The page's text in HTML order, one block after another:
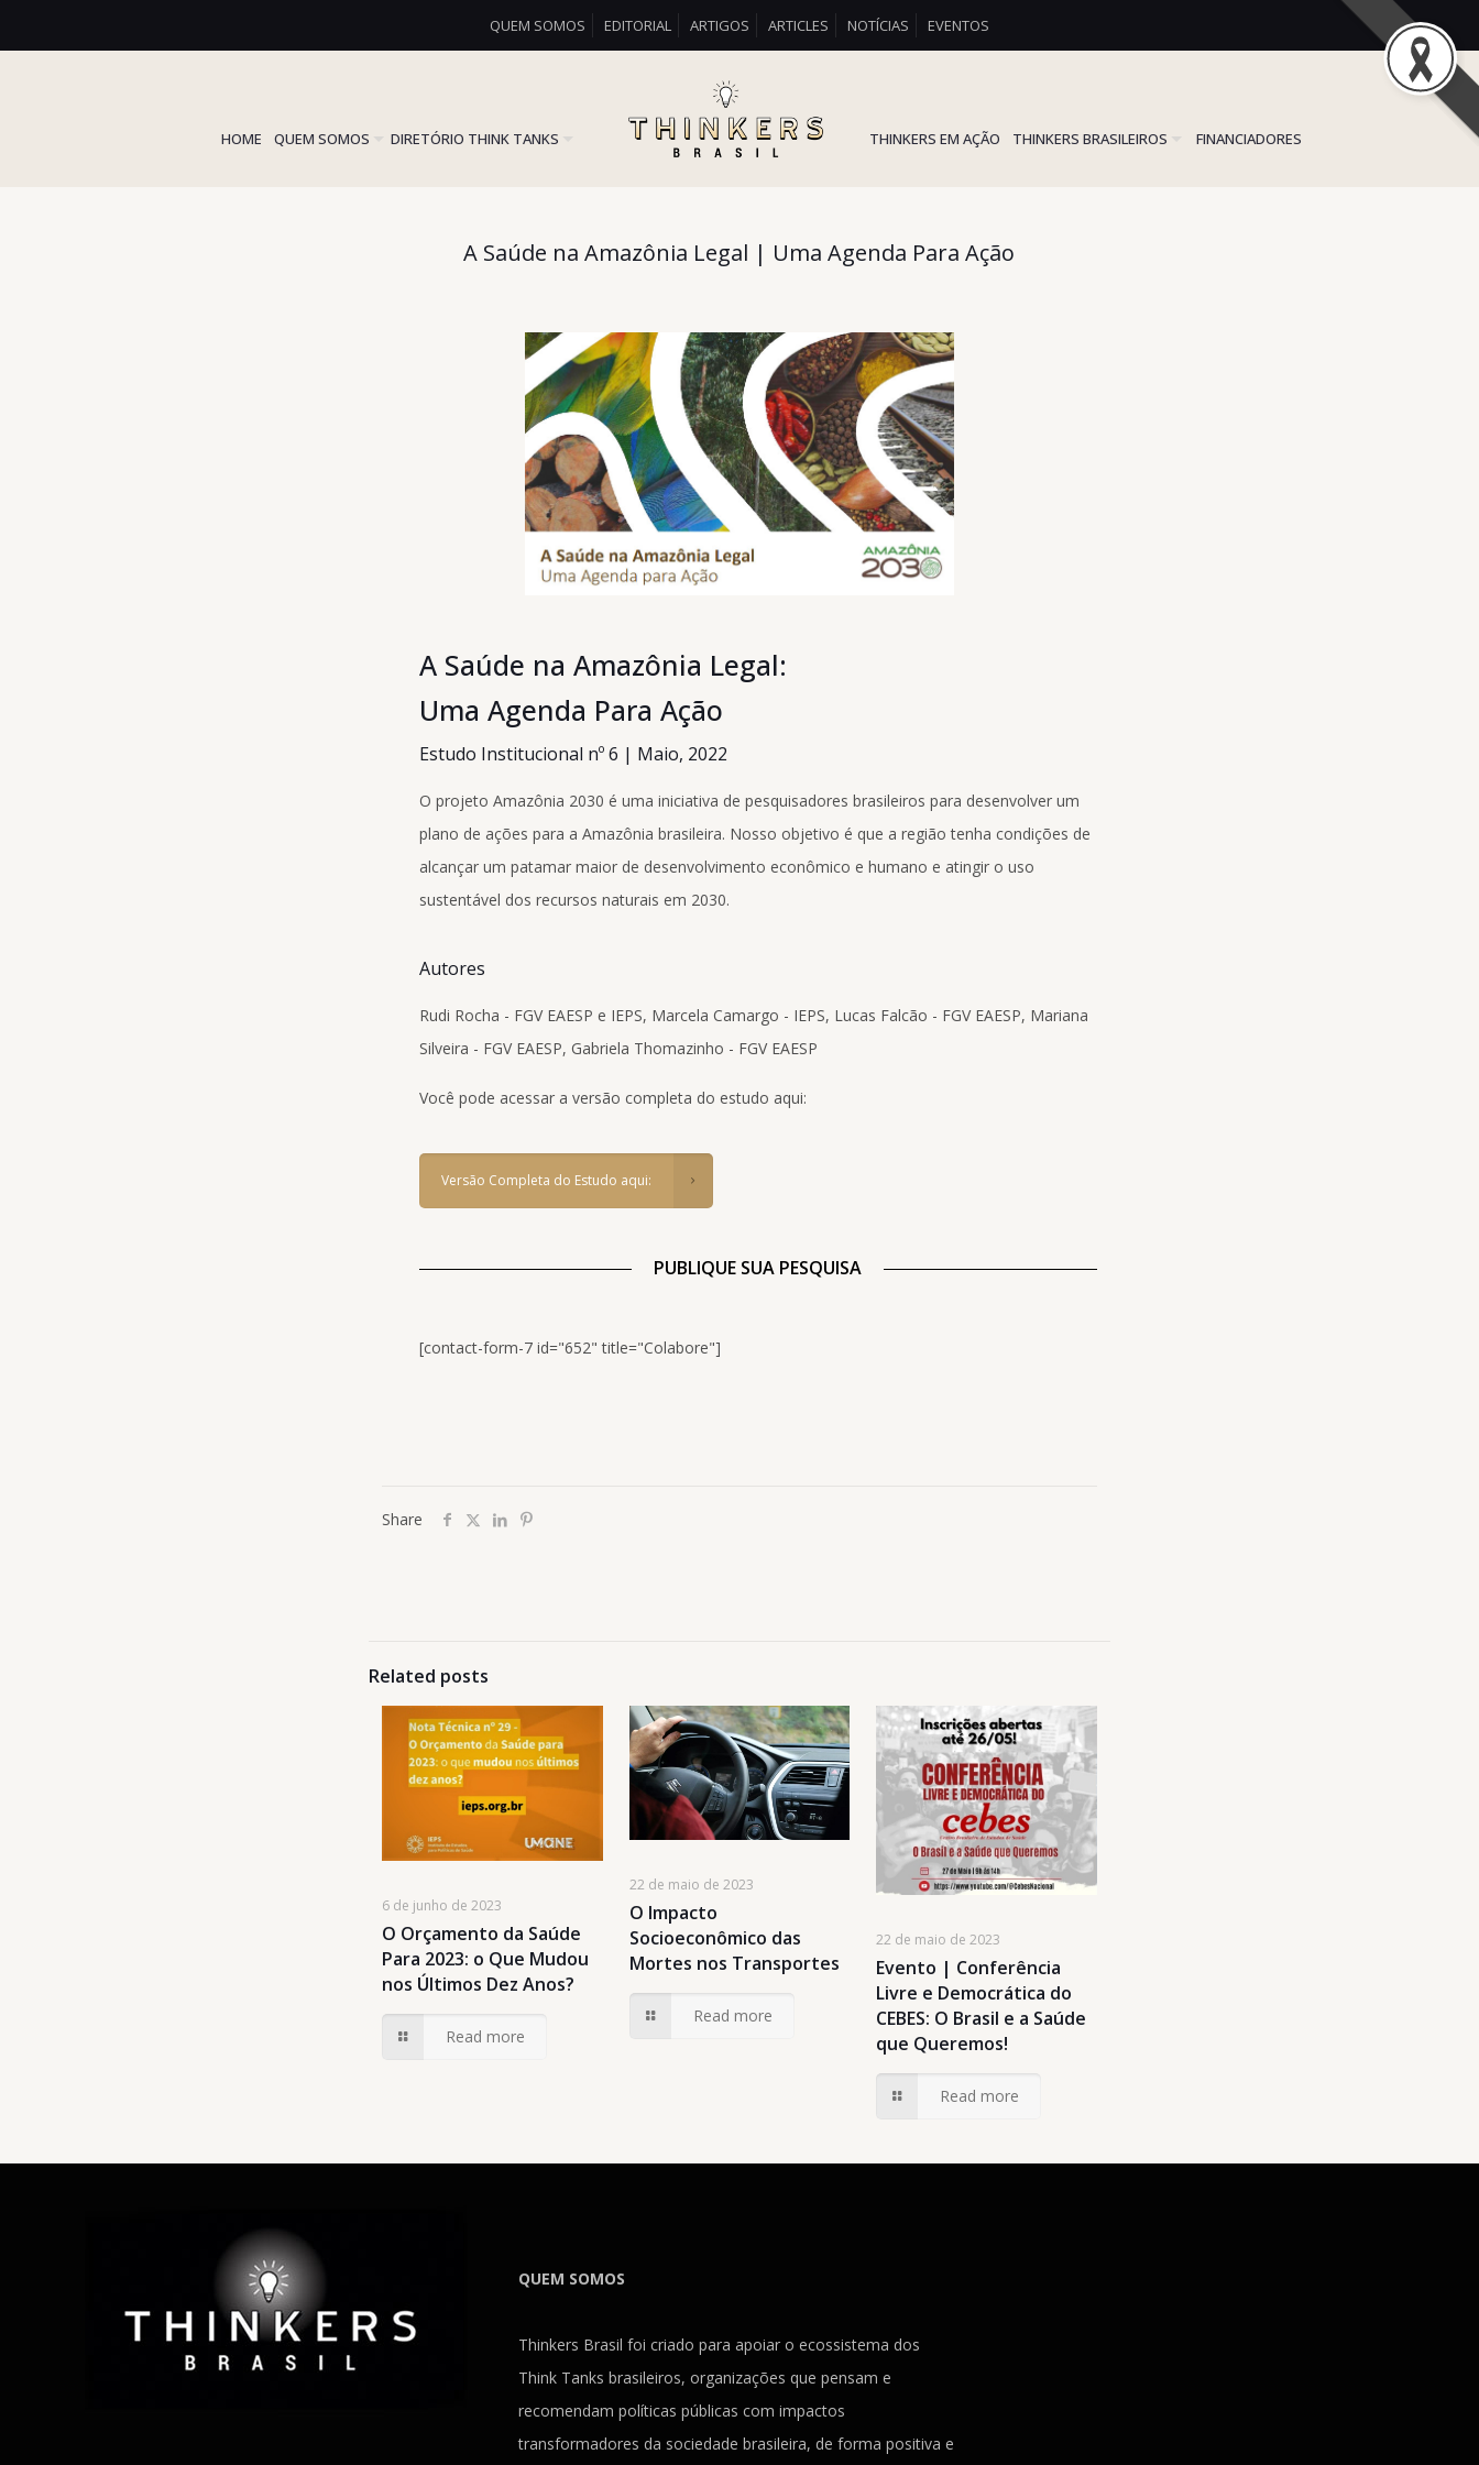
QUEM SOMOS EDITORIAL ARTIGOS ARTICLES NOTÍCIAS EVENTOS
HOME QUEM SOMOS DIRETÓRIO THINK TANKS THINKERS EM AÇÃO THINKERS BRASILEIROS FINANCIADORES
A Saúde na Amazônia Legal | Uma Agenda Para Ação
A Saúde na Amazônia Legal:
Uma Agenda Para Ação
Estudo Institucional nº 6 | Maio, 2022
O projeto Amazônia 2030 é uma iniciativa de pesquisadores brasileiros para desenvolver um
plano de ações para a Amazônia brasileira. Nosso objetivo é que a região tenha condições de
alcançar um patamar maior de desenvolvimento econômico e humano e atingir o uso
sustentável dos recursos naturais em 2030.
Autores
Rudi Rocha - FGV EAESP e IEPS, Marcela Camargo - IEPS, Lucas Falcão - FGV EAESP, Mariana
Silveira - FGV EAESP, Gabriela Thomazinho - FGV EAESP
Você pode acessar a versão completa do estudo aqui:
Versão Completa do Estudo aqui:
PUBLIQUE SUA PESQUISA
[contact-form-7 id="652" title="Colabore"]
Share
Related posts
6 de junho de 2023
O Orçamento da Saúde
Para 2023: o Que Mudou
nos Últimos Dez Anos?
Read more
22 de maio de 2023
O Impacto
Socioeconômico das
Mortes nos Transportes
Read more
22 de maio de 2023
Evento | Conferência
Livre e Democrática do
CEBES: O Brasil e a Saúde
que Queremos!
Read more
QUEM SOMOS
Thinkers Brasil foi criado para apoiar o ecossistema dos
Think Tanks brasileiros, organizações que pensam e
recomendam políticas públicas com impactos
transformadores da sociedade brasileira, de forma positiva e